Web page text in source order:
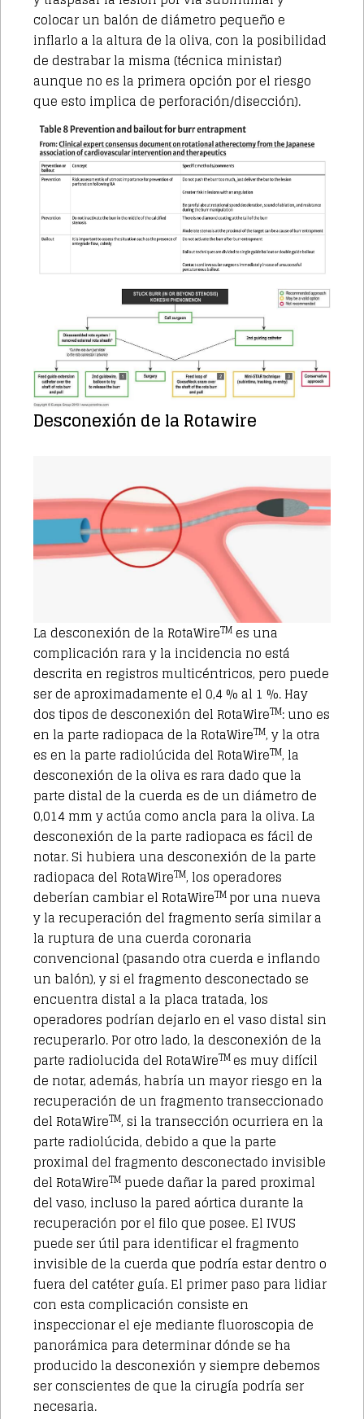
colocar un balón de diámetro pequeño e
inflarlo a la altura de la oliva, con la posibilidad
de destrabar la misma (técnica ministar)
aunque no es la primera opción por el riesgo
que esto implica de perforación/disección).
Desconexión de la Rotawire
La desconexión de la RotaWireTM es una
complicación rara y la incidencia no está
descrita en registros multicéntricos, pero puede
ser de aproximadamente el 0,4 % al 1 %. Hay
dos tipos de desconexión del RotaWireTM: uno es
en la parte radiopaca de la RotaWireTM, y la otra
es en la parte radiolúcida del RotaWireTM, la
desconexión de la oliva es rara dado que la
parte distal de la cuerda es de un diámetro de
0,014 mm y actúa como ancla para la oliva. La
desconexión de la parte radiopaca es fácil de
notar. Si hubiera una desconexión de la parte
radiopaca del RotaWireTM, los operadores
deberían cambiar el RotaWireTM por una nueva
y la recuperación del fragmento sería similar a
la ruptura de una cuerda coronaria
convencional (pasando otra cuerda e inflando
un balón), y si el fragmento desconectado se
encuentra distal a la placa tratada, los
operadores podrían dejarlo en el vaso distal sin
recuperarlo. Por otro lado, la desconexión de la
parte radiolucida del RotaWireTMes muy difícil
de notar, además, habría un mayor riesgo en la
recuperación de un fragmento transeccionado
del RotaWireTM, si la transección ocurriera en la
parte radiolúcida, debido a que la parte
proximal del fragmento desconectado invisible
del RotaWireTM puede dañar la pared proximal
del vaso, incluso la pared aórtica durante la
recuperación por el filo que posee. El IVUS
puede ser útil para identificar el fragmento
invisible de la cuerda que podría estar dentro o
fuera del catéter guía. El primer paso para lidiar
con esta complicación consiste en
inspeccionar el eje mediante fluoroscopia de
panorámica para determinar dónde se ha
producido la desconexión y siempre debemos
ser conscientes de que la cirugía podría ser
necesaria.